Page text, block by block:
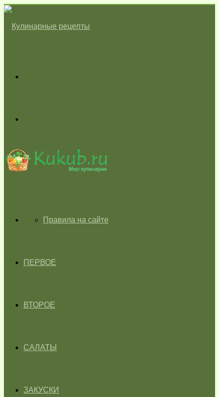
skin
ГЛАВНАЯПравила на сайте
ПЕРВОЕ
ВТОРОЕ
САЛАТЫ
ЗАКУСКИ